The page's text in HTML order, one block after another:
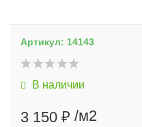
Артикул: 14143
В наличии
3 150 ₽ /м2